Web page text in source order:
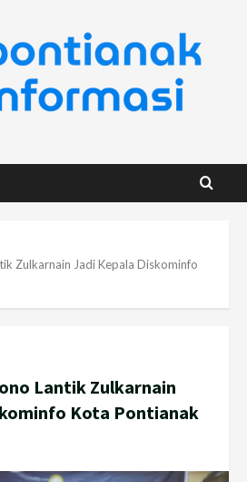
Zulkarnain Jadi Kepala Diskominfo
Lantik Zulkarnain
Kota Pontianak